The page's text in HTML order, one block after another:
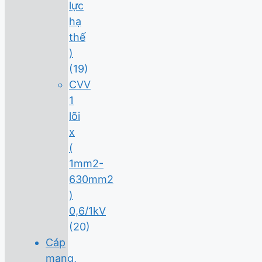
lực
hạ
thế
)
(19)
CVV
1
lõi
x
(
1mm2-
630mm2
)
0,6/1kV
(20)
Cáp
mạng,